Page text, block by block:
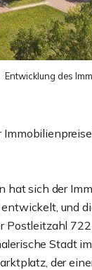
Entwicklung des
hat sich der
und
Postleitzahl
Stadt
der